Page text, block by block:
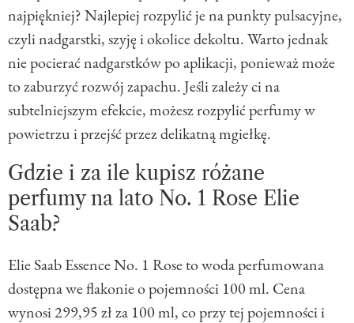
najpiękniej? Najlepiej rozpylić je na punkty pulsacyjne,
czyli nadgarstki, szyję i okolice dekoltu. Warto jednak
nie pocierać nadgarstków po aplikacji, ponieważ może
to zaburzyć rozwój zapachu. Jeśli zależy ci na
subtelniejszym efekcie, możesz rozpylić perfumy w
powietrzu i przejść przez delikatną mgiełkę.
Gdzie i za ile kupisz różane
perfumy na lato No. 1 Rose Elie
Saab?
Elie Saab Essence No. 1 Rose to woda perfumowana
dostępna we flakonie o pojemności 100 ml. Cena
wynosi 299,95 zł za 100 ml, co przy tej pojemności i